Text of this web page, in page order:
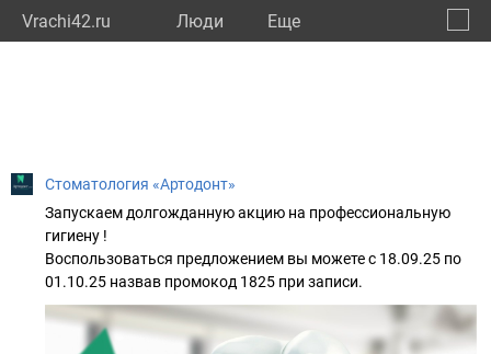
Vrachi42.ru Люди Eще
Стоматология «Артодонт»
Запускаем долгожданную акцию на профессиональную
гигиену !
Воспользоваться предложением вы можете с 18.09.25 по
01.10.25 назвав промокод 1825 при записи.